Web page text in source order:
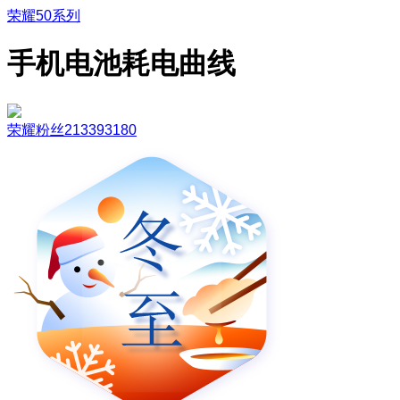
荣耀50系列
手机电池耗电曲线
荣耀粉丝213393180